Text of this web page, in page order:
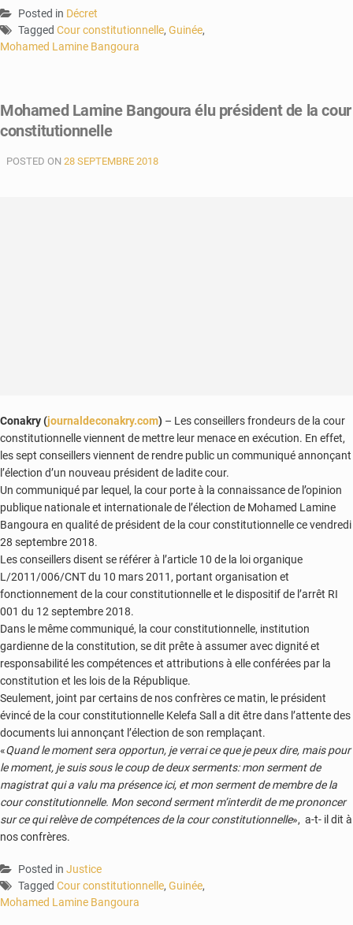
Posted in Décret
Tagged Cour constitutionnelle, Guinée,
Mohamed Lamine Bangoura
Mohamed Lamine Bangoura élu président de la cour
constitutionnelle
POSTED ON 28 SEPTEMBRE 2018
Conakry (journaldeconakry.com) – Les conseillers frondeurs de la cour
constitutionnelle viennent de mettre leur menace en exécution. En effet,
les sept conseillers viennent de rendre public un communiqué annonçant
l’élection d’un nouveau président de ladite cour.
Un communiqué par lequel, la cour porte à la connaissance de l’opinion
publique nationale et internationale de l’élection de Mohamed Lamine
Bangoura en qualité de président de la cour constitutionnelle ce vendredi
28 septembre 2018.
Les conseillers disent se référer à l’article 10 de la loi organique
L/2011/006/CNT du 10 mars 2011, portant organisation et
fonctionnement de la cour constitutionnelle et le dispositif de l’arrêt RI
001 du 12 septembre 2018.
Dans le même communiqué, la cour constitutionnelle, institution
gardienne de la constitution, se dit prête à assumer avec dignité et
responsabilité les compétences et attributions à elle conférées par la
constitution et les lois de la République.
Seulement, joint par certains de nos confrères ce matin, le président
évincé de la cour constitutionnelle Kelefa Sall a dit être dans l’attente des
documents lui annonçant l’élection de son remplaçant.
«Quand le moment sera opportun, je verrai ce que je peux dire, mais pour
le moment, je suis sous le coup de deux serments: mon serment de
magistrat qui a valu ma présence ici, et mon serment de membre de la
cour constitutionnelle. Mon second serment m’interdit de me prononcer
sur ce qui relève de compétences de la cour constitutionnelle», a-t- il dit à
nos confrères.
Posted in Justice
Tagged Cour constitutionnelle, Guinée,
Mohamed Lamine Bangoura